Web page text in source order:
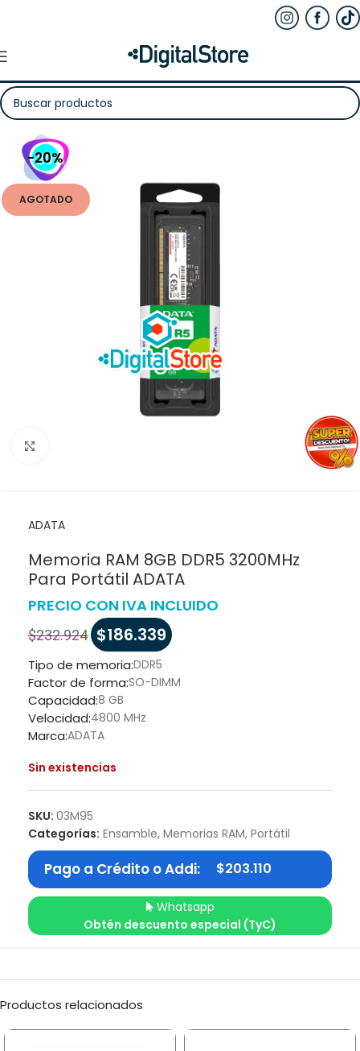
-20%
AGOTADO
ADATA
Memoria RAM 8GB DDR5 3200MHz
Para Portátil ADATA
PRECIO CON IVA INCLUIDO
$232.924 $186.339
Tipo de memoria:DDR5
Factor de forma:SO-DIMM
Capacidad:8 GB
Velocidad:4800 MHz
Marca:ADATA
Sin existencias
SKU: 03M95
Categorías: Ensamble, Memorias RAM, Portátil
Pago a Crédito o Addi: $203.110
Whatsapp
Obtén descuento especial (TyC)
Productos relacionados